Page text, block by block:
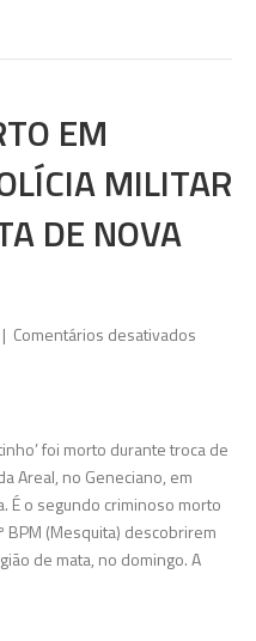
EM
MILITAR
DE NOVA
| Comentários desativados
em
da
Polícia
Militar
foi morto durante troca de
Areal, no Geneciano, em
É o segundo criminoso morto
(Mesquita) descobrirem
de mata, no domingo. A